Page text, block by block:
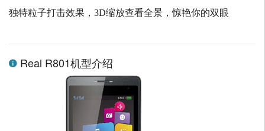
独特粒子打击效果， 3D缩放查看全景，惊艳你的双眼
Real R801机型介绍